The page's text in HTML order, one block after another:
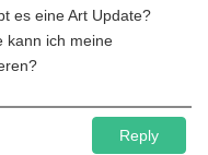
es eine Art Update?
kann ich meine
Reply